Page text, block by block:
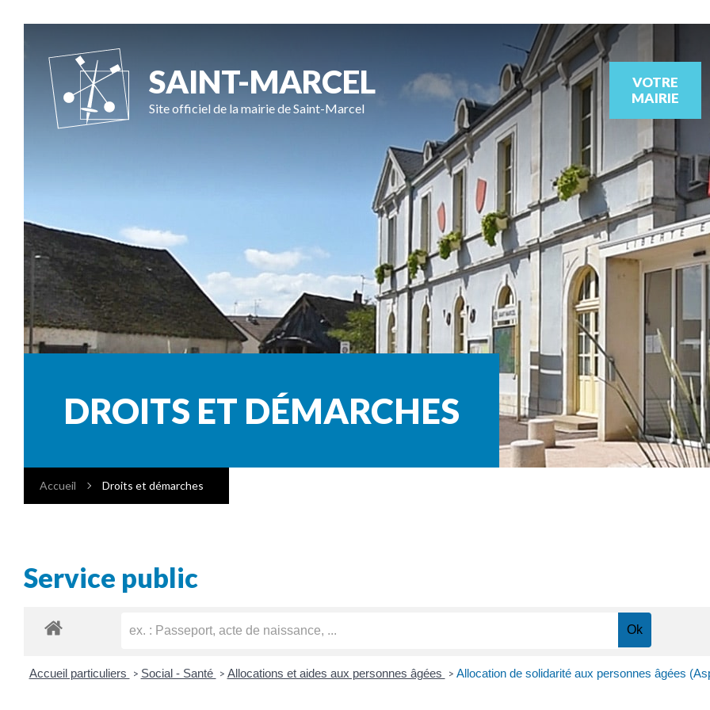
SAINT-MARCEL
Site officiel de la mairie de Saint-Marcel
VOTRE
MAIRIE
DROITS ET DÉMARCHES
Accueil Droits et démarches
Service public
Accueil particuliers > Social - Santé > Allocations et aides aux personnes âgées > Allocation de solidarité aux personnes âgées